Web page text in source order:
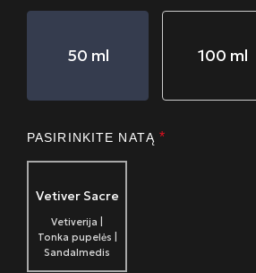
50 ml 100 ml
PASIRINKITE NATĄ *
Vetiver Sacre
Vetiverija |
Tonka pupelės |
Sandalmedis